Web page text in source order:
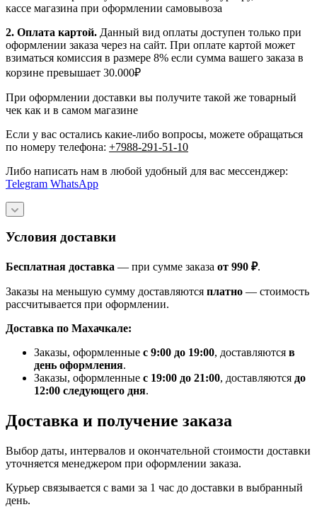
кассе магазина при оформлении самовывоза
2. Оплата картой. Данный вид оплаты доступен только при
оформлении заказа через на сайт. При оплате картой может
взиматься комиссия в размере 8% если сумма вашего заказа в
корзине превышает 30.000₽
При оформлении доставки вы получите такой же товарный
чек как и в самом магазине
Если у вас остались какие-либо вопросы, можете обращаться
по номеру телефона: +7988-291-51-10
Либо написать нам в любой удобный для вас мессенджер:
Telegram WhatsApp
Условия доставки
Бесплатная доставка — при сумме заказа от 990 ₽.
Заказы на меньшую сумму доставляются платно — стоимость
рассчитывается при оформлении.
Доставка по Махачкале:
Заказы, оформленные с 9:00 до 19:00, доставляются в
день оформления.
Заказы, оформленные с 19:00 до 21:00, доставляются до
12:00 следующего дня.
Доставка и получение заказа
Выбор даты, интервалов и окончательной стоимости доставки
уточняется менеджером при оформлении заказа.
Курьер связывается с вами за 1 час до доставки в выбранный
день.